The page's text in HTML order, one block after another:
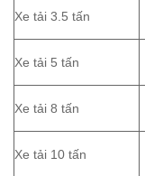
Xe tải 3.5 tấn
Xe tải 5 tấn
Xe tải 8 tấn
Xe tải 10 tấn